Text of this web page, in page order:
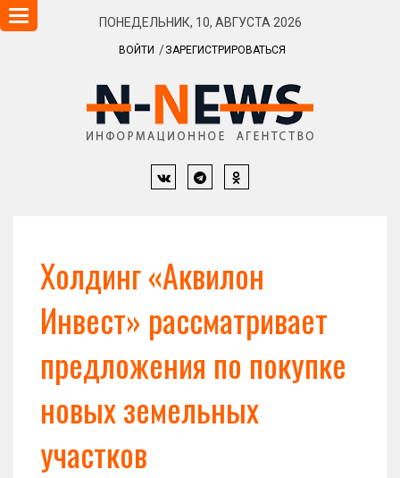
ПОНЕДЕЛЬНИК, 10, АВГУСТА 2026
ВОЙТИ ЗАРЕГИСТРИРОВАТЬСЯ
Навигация
Холдинг «Аквилон
Инвест» рассматривает
предложения по покупке
новых земельных
участков